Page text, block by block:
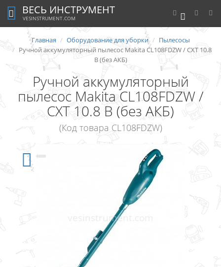
0
ВЕСЬ ИНСТРУМЕНТ
VESINSTRUMENT.COM
Главная Оборудование для уборки
Пылесосы
Ручной аккумуляторный пылесос Makita CL108FDZW / CXT 10.8
В (без АКБ)
Ручной аккумуляторный
пылесос Makita CL108FDZW /
CXT 10.8 В (без АКБ)
(Код товара CL108FDZW)